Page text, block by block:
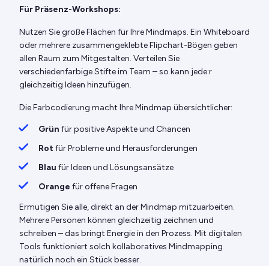
Für Präsenz-Workshops:
Nutzen Sie große Flächen für Ihre Mindmaps. Ein Whiteboard
oder mehrere zusammengeklebte Flipchart-Bögen geben
allen Raum zum Mitgestalten. Verteilen Sie
verschiedenfarbige Stifte im Team – so kann jede:r
gleichzeitig Ideen hinzufügen.
Die Farbcodierung macht Ihre Mindmap übersichtlicher:
Grün für positive Aspekte und Chancen
Rotfür Probleme und Herausforderungen
Blau für Ideen und Lösungsansätze
Orange für offene Fragen
Ermutigen Sie alle, direkt an der Mindmap mitzuarbeiten.
Mehrere Personen können gleichzeitig zeichnen und
schreiben – das bringt Energie in den Prozess. Mit digitalen
Tools funktioniert solch kollaboratives Mindmapping
natürlich noch ein Stück besser.